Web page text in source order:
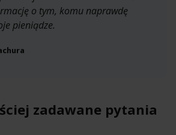
o tym, komu naprawdę
pieniądze.
zadawane pytania